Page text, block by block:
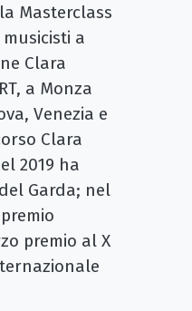
Masterclass
a
Clara
a Monza
Venezia e
Clara
2019 ha
Garda; nel
premio al X